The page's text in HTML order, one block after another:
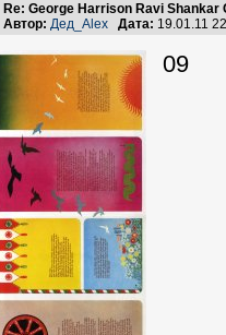
Re: George Harrison Ravi
Автор: Дед_Alex Дата: 19.01.11
09